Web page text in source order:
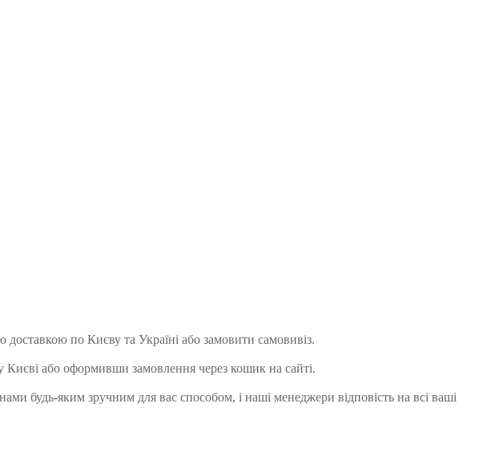
по Києву та Україні або замовити самовивіз.
або оформивши замовлення через кошик на сайті.
будь-яким зручним для вас способом, і наші менеджери відповість на всі ваші